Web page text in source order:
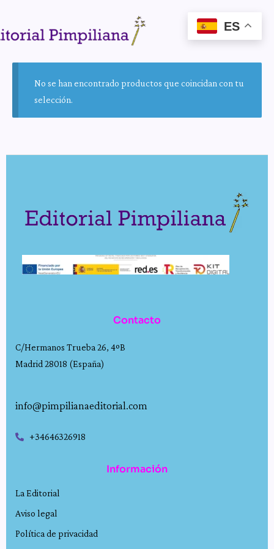
No se han encontrado productos que coincidan con tu
selección.
Contacto
C/Hermanos Trueba 26, 4ºB
Madrid 28018 (España)
info@pimpilianaeditorial.com
+34646326918
Información
La Editorial
Aviso legal
Política de privacidad
ES